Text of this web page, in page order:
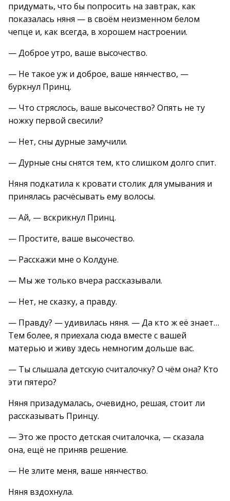
придумать, что бы попросить на завтрак, как
показалась няня — в своём неизменном белом
чепце и, как всегда, в хорошем настроении.
— Доброе утро, ваше высочество.
— Не такое уж и доброе, ваше нянчество, —
буркнул Принц.
— Что стряслось, ваше высочество? Опять не ту
ножку первой свесили?
— Нет, сны дурные замучили.
— Дурные сны снятся тем, кто слишком долго спит.
Няня подкатила к кровати столик для умывания и
принялась расчёсывать ему волосы.
— Ай, — вскрикнул Принц.
— Простите, ваше высочество.
— Расскажи мне о Колдуне.
— Мы же только вчера рассказывали.
— Нет, не сказку, а правду.
— Правду? — удивилась няня. — Да кто ж её знает…
Тем более, я приехала сюда вместе с вашей
матерью и живу здесь немногим дольше вас.
— Ты слышала детскую считалочку? О чём она? Кто
эти пятеро?
Няня призадумалась, очевидно, решая, стоит ли
рассказывать Принцу.
— Это же просто детская считалочка, — сказала
она, ещё не приняв решение.
— Не злите меня, ваше нянчество.
Няня вздохнула.